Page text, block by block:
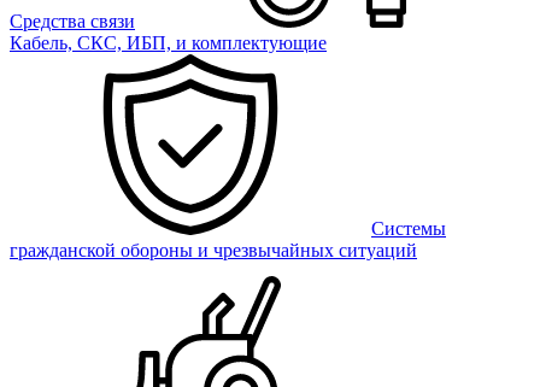
Средства связи
Кабель, СКС, ИБП, и комплектующие
Системы
гражданской обороны и чрезвычайных ситуаций